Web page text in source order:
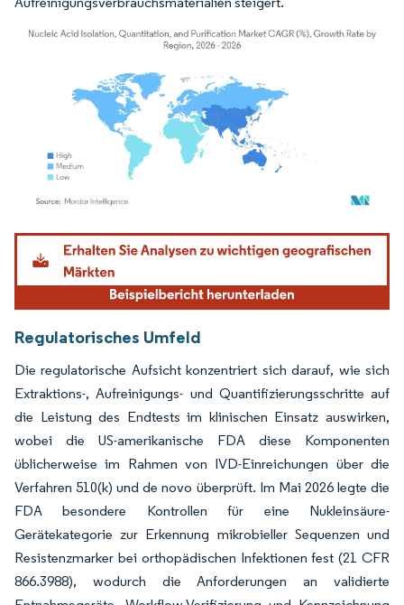
Bild © Mordor Intelligence. Wiederverwendung erfordert Namensnennung gemäß
Regulatorisches Umfeld
Die regulatorische Aufsicht konzentriert sich darauf, wie sich
Extraktions-, Aufreinigungs- und Quantifizierungsschritte auf
die Leistung des Endtests im klinischen Einsatz auswirken,
wobei die US-amerikanische FDA diese Komponenten
üblicherweise im Rahmen von IVD-Einreichungen über die
Verfahren 510(k) und de novo überprüft. Im Mai 2026 legte die
FDA besondere Kontrollen für eine Nukleinsäure-
Gerätekategorie zur Erkennung mikrobieller Sequenzen und
Resistenzmarker bei orthopädischen Infektionen fest (21 CFR
866.3988), wodurch die Anforderungen an validierte